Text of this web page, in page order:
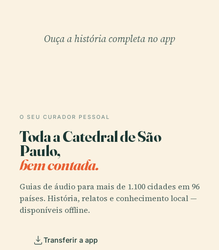
Ouça a história completa no app
O SEU CURADOR PESSOAL
Toda a Catedral de São
Paulo,
bem contada.
Guias de áudio para mais de 1.100 cidades em 96
países. História, relatos e conhecimento local —
disponíveis offline.
Transferir a app